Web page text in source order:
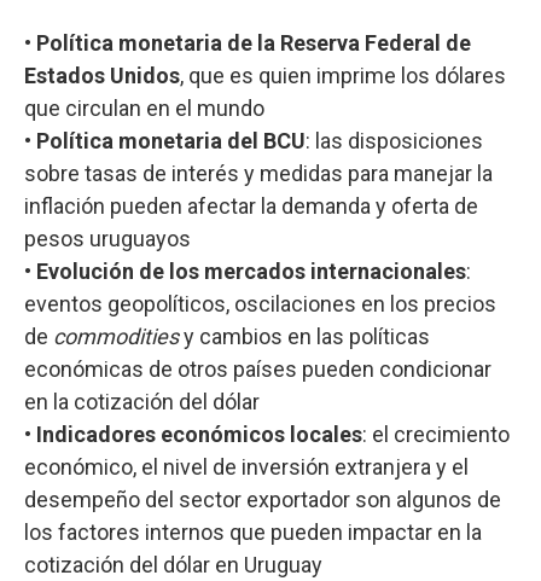
• Política monetaria de la Reserva Federal de
Estados Unidos, que es quien imprime los dólares
que circulan en el mundo
• Política monetaria del BCU: las disposiciones
sobre tasas de interés y medidas para manejar la
inflación pueden afectar la demanda y oferta de
pesos uruguayos
• Evolución de los mercados internacionales:
eventos geopolíticos, oscilaciones en los precios
de commoditiesy cambios en las políticas
económicas de otros países pueden condicionar
en la cotización del dólar
• Indicadores económicos locales: el crecimiento
económico, el nivel de inversión extranjera y el
desempeño del sector exportador son algunos de
los factores internos que pueden impactar en la
cotización del dólar en Uruguay